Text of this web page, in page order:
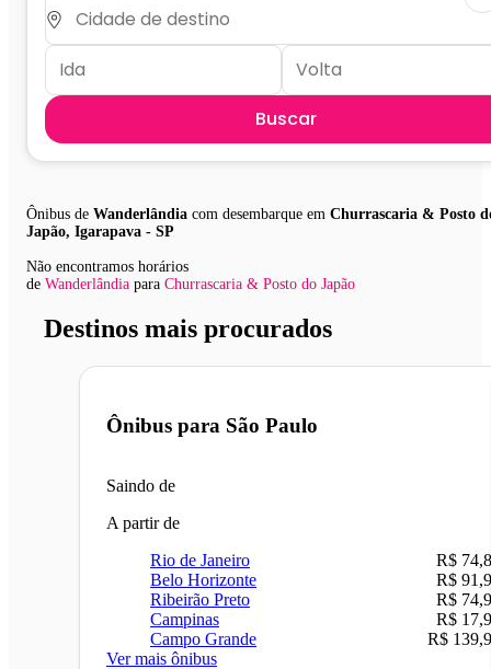
Buscar
Ônibus de Wanderlândia com desembarque em Churrascaria & Posto
Japão, Igarapava - SP
Não encontramos horários
de Wanderlândia para Churrascaria & Posto do Japão
Destinos mais procurados
Ônibus para São Paulo
Saindo de
A partir de
Rio de Janeiro
R$
Belo Horizonte
R$
Ribeirão Preto
R$
Campinas
R$
Campo Grande
R$
Ver mais ônibus